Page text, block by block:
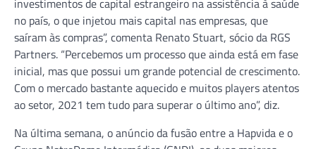
no país, o que injetou mais capital nas empresas, que
saíram às compras”, comenta Renato Stuart, sócio da RGS
Partners. “Percebemos um processo que ainda está em fase
inicial, mas que possui um grande potencial de crescimento.
Com o mercado bastante aquecido e muitos players atentos
ao setor, 2021 tem tudo para superar o último ano”, diz.
Na última semana, o anúncio da fusão entre a Hapvida e o